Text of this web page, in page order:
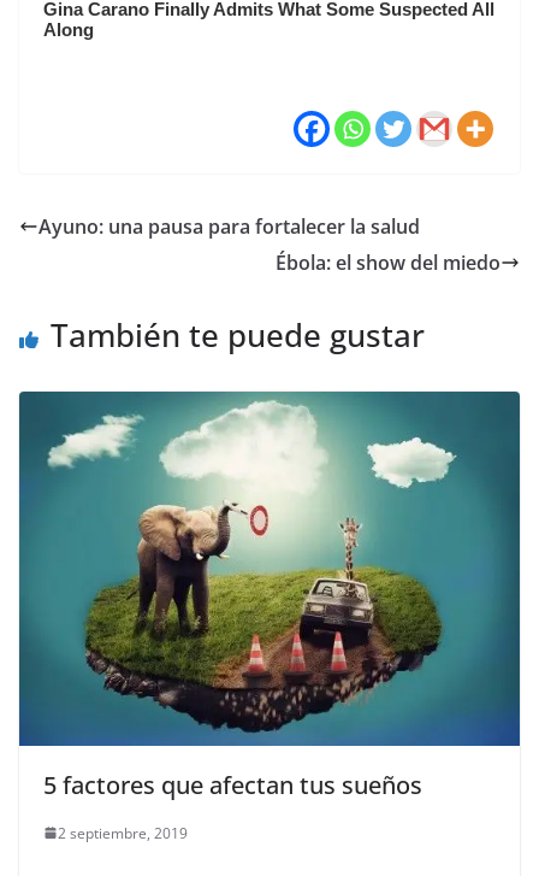
Ayuno: una pausa para fortalecer la salud
Ébola: el show del miedo
También te puede gustar
5 factores que afectan tus sueños
2 septiembre, 2019